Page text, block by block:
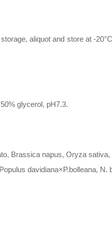
aliquot and store at -
glycerol, pH7.3.
Brassica napus, Oryza
davidiana×P.bolleana, N.